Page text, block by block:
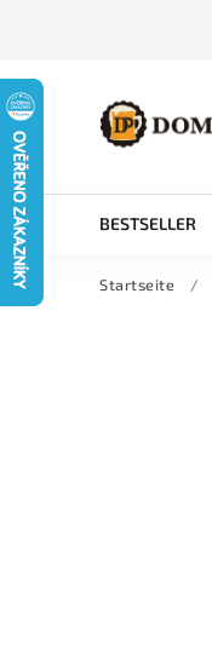
BESTSELLER
Startseite /